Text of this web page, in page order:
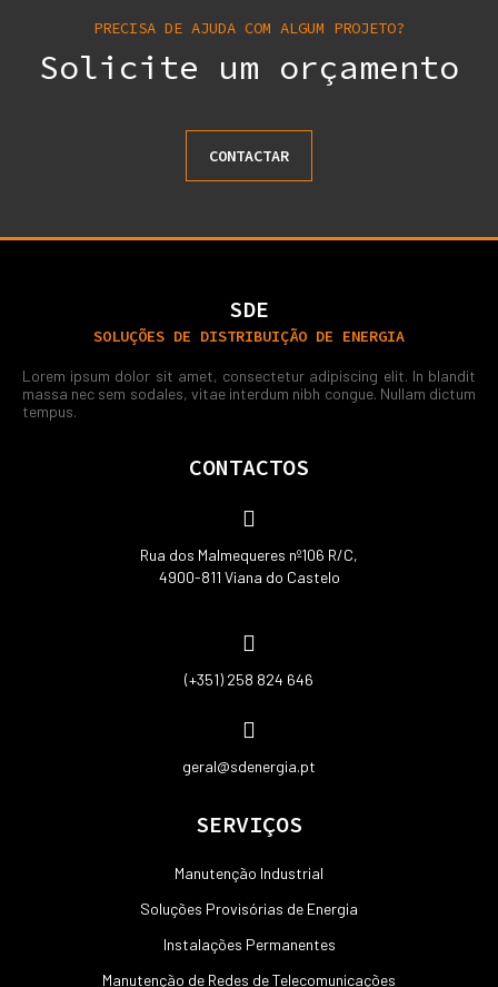
PRECISA DE AJUDA COM ALGUM PROJETO?
Solicite um orçamento
CONTACTAR
SDE
SOLUÇÕES DE DISTRIBUIÇÃO DE ENERGIA
Lorem ipsum dolor sit amet, consectetur adipiscing elit. In blandit
massa nec sem sodales, vitae interdum nibh congue. Nullam dictum
tempus.
CONTACTOS
Rua dos Malmequeres nº106 R/C,
4900-811 Viana do Castelo
(+351) 258 824 646
geral@sdenergia.pt
SERVIÇOS
Manutenção Industrial
Soluções Provisórias de Energia
Instalações Permanentes
Manutenção de Redes de Telecomunicações